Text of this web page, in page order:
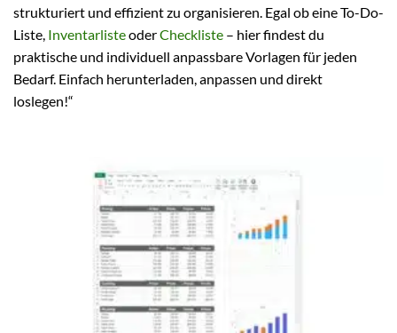
strukturiert und effizient zu organisieren. Egal ob eine To-Do-
Liste, InventarlisteoderCheckliste – hier findest du
praktische und individuell anpassbare Vorlagen für jeden
Bedarf. Einfach herunterladen, anpassen und direkt
loslegen!“